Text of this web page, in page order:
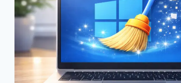
PC,
ET
SERVEURS